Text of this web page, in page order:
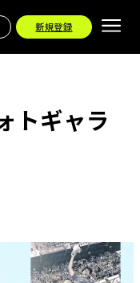
新規登録
トギャラ